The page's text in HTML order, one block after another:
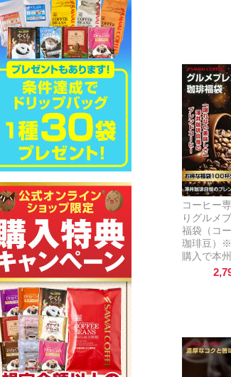
コーヒー
りグルメ
福袋（コ
珈琲豆）
購入で本